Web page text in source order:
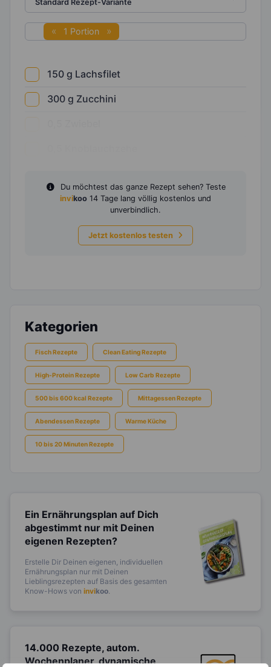
1 Portion
150 g Lachsfilet
300 g Zucchini
Du möchtest das ganze Rezept sehen? Teste
invikoo 14 Tage lang völlig kostenlos und
unverbindlich.
Jetzt kostenlos testen
Kategorien
Fisch Rezepte Clean Eating Rezepte
High-Protein Rezepte Low Carb Rezepte
500 bis 600 kcal Rezepte Mittagessen Rezepte
Abendessen Rezepte Warme Küche
10 bis 20 Minuten Rezepte
Ein Ernährungsplan auf Dich
abgestimmt nur mit Deinen
eigenen Rezepten?
Erstelle Dir Deinen eigenen, individuellen
Ernährungsplan nur mit Deinen
Lieblingsrezepten auf Basis des gesamten
Know-Hows von invikoo
14.000 Rezepte, autom.
Wochenplaner,dynamische